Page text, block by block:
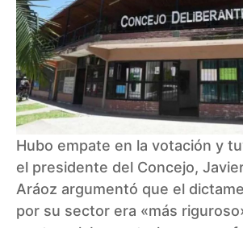
Hubo empate en la votación y
el presidente del Concejo,
Aráoz argumentó que el
por su sector era «más